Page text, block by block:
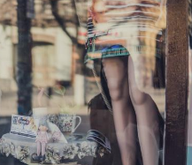
интернет-